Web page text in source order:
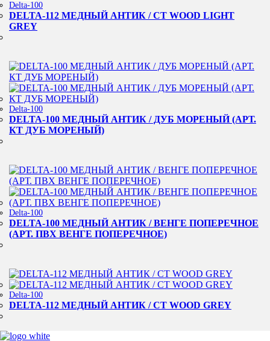
Delta-100
DELTA-112 МЕДНЫЙ АНТИК / CT WOOD LIGHT
GREY
Delta-100
DELTA-100 МЕДНЫЙ АНТИК / ДУБ МОРЕНЫЙ (АРТ.
КТ ДУБ МОРЕНЫЙ)
Delta-100
DELTA-100 МЕДНЫЙ АНТИК / ВЕНГЕ ПОПЕРЕЧНОЕ
(АРТ. ПВХ ВЕНГЕ ПОПЕРЕЧНОЕ)
Delta-100
DELTA-112 МЕДНЫЙ АНТИК / CT WOOD GREY